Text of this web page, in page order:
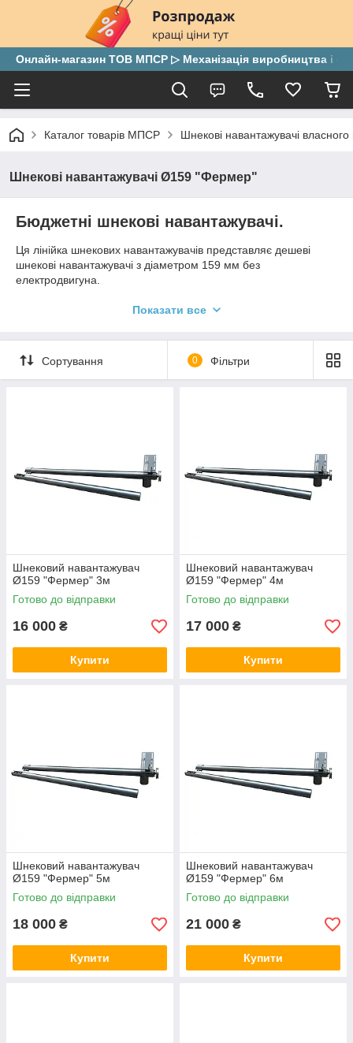
Онлайн-магазин ТОВ МПСР ▷ Механізація виробництва і
Каталог товарів МПСР Шнекові навантажувачі
Шнекові навантажувачі Ø159 "Фермер"
Бюджетні шнекові навантажувачі.
Ця лінійка шнекових навантажувачів представляє дешеві
шнекові навантажувачі з діаметром 159 мм без
електродвигуна.
Порівнювальна таблиця
Характеристика
Фермер
виробництва ТОВ
"МПСР" з двома
підшипниками
UCF з одним
підшипником
Кількість секцій
2 метри, що
забезпечує тиху і
плавну роботу
Секції по 3 метри -
що може
того, що шнек
битиметься об
необхідне обладнання за доступною ціною.
Ціна шнекового навантажувача 159 мм без електродвигуна
Довжина (Секції)
Ціна (грн) за 1 шт.
5м (2,5м + 2,5м)
18 000
Показати все
Сортування 0 Фільтри
Шнековий навантажувач
Ø159 "Фермер" 3м
Готово до відправки
16 000 ₴
Купити
Шнековий навантажувач
Ø159 "Фермер" 4м
Готово до відправки
17 000 ₴
Купити
Шнековий навантажувач
Ø159 "Фермер" 5м
Готово до відправки
18 000 ₴
Купити
Шнековий навантажувач
Ø159 "Фермер" 6м
Готово до відправки
21 000 ₴
Купити